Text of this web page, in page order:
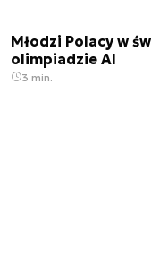
Młodzi Polacy w
olimpiadzie AI
3 min.